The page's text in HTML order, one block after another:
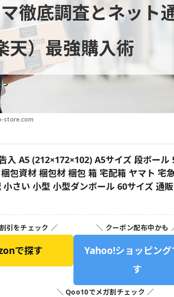
store.com
徹底調査とネット
）最強購入術
入 A5 (212×172×102) A5サイズ 段ボール
包資材 梱包材 梱包 箱 宅配箱 ヤマト 宅
さい 小型 小型ダンボール 60サイズ 通
引をチェック ／
で探す
＼ クーポン配布中かも
Yahoo!ショッピング
す
＼ Qoo10でメガ割チェック ／